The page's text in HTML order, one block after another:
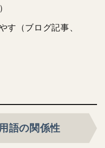
す（ブログ記事、
語の関係性